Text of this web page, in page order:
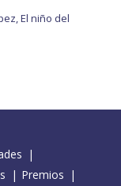
El niño del
Premios